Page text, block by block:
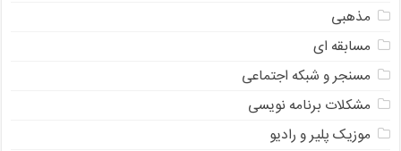
مذهبی
مسابقه ای
مسنجر و شبکه اجتماعی
مشکلات برنامه نویسی
موزیک پلیر و رادیو